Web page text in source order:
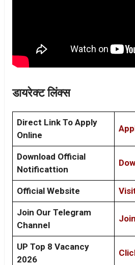
डायरेक्ट लिंक्स
Direct Link To Apply
Online
Download Official
Notificattion
Official Website
Join Our Telegram
Channel
UP Top 8 Vacancy
2026